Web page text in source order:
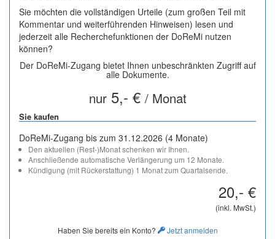
Sie möchten die vollständigen Urteile (zum großen Teil mit
Kommentar und weiterführenden Hinweisen) lesen und
jederzeit alle Recherchefunktionen der DoReMi nutzen
können?
Der DoReMi-Zugang bietet Ihnen unbeschränkten Zugriff auf
alle Dokumente.
nur5,- € / Monat
Sie kaufen
DoReMi-Zugang bis zum 31.12.2026 (4 Monate)
Den aktuellen (Rest-)Monat schenken wir Ihnen.
Anschließende automatische Verlängerung um 12 Monate.
Kündigung (mit Rückerstattung) 1 Monat zum Quartalsende.
20,- €
(inkl. MwSt.)
Haben Sie bereits ein Konto? Jetzt anmelden